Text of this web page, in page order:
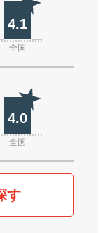
4.1
全国
4.0
全国
す